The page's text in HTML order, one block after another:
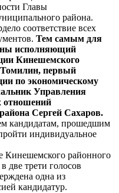
Главы
района.
соответствие всех
Тем самым для
исполняющий
Кинешемского
первый
по экономическому
Управления
отношений
Сергей Сахаров.
кандидатам, прошедшим
индивидуальное
Кинешемского районного
две трети голосов
одна из
кандидатур.